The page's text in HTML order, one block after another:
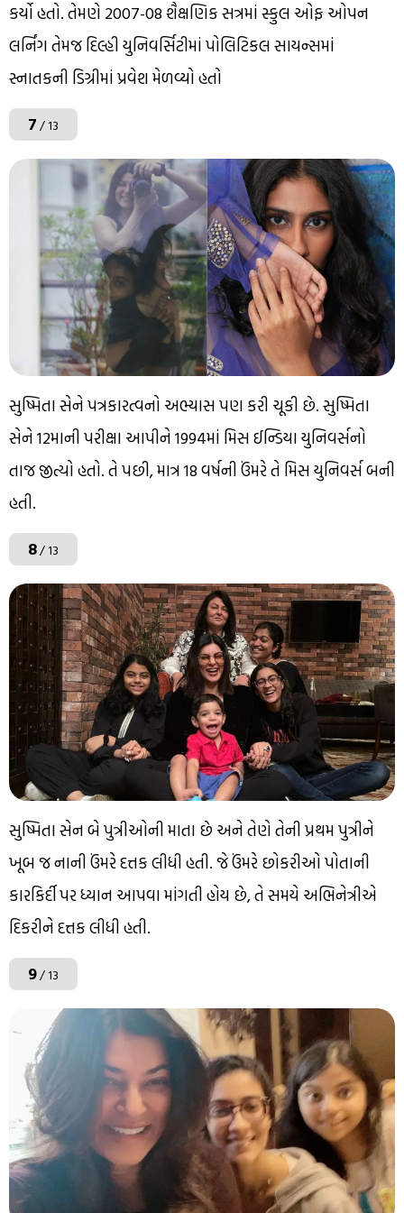
કર્યો હતો. તેમણે 2007-08 શૈક્ષણિક સત્રમાં સ્કુલ ઓફ ઓપન
લર્નિંગ તેમજ દિલ્હી યુનિવર્સિટીમાં પોલિટિકલ સાયન્સમાં
સ્નાતકની ડિગ્રીમાં પ્રવેશ મેળવ્યો હતો
7/ 13
સુષ્મિતા સેને પત્રકારત્વનો અભ્યાસ પણ કરી ચૂકી છે. સુષ્મિતા
સેને 12માની પરીક્ષા આપીને 1994માં મિસ ઈન્ડિયા યુનિવર્સનો
તાજ જીત્યો હતો. તે પછી, માત્ર 18 વર્ષની ઉંમરે તે મિસ યુનિવર્સ બની
હતી.
8/ 13
સુષ્મિતા સેન બે પુત્રીઓની માતા છે અને તેણે તેની પ્રથમ પુત્રીને
ખૂબ જ નાની ઉંમરે દત્તક લીધી હતી. જે ઉંમરે છોકરીઓ પોતાની
કારકિર્દી પર ધ્યાન આપવા માંગતી હોય છે, તે સમયે અભિનેત્રીએ
દિકરીને દત્તક લીધી હતી.
9/ 13